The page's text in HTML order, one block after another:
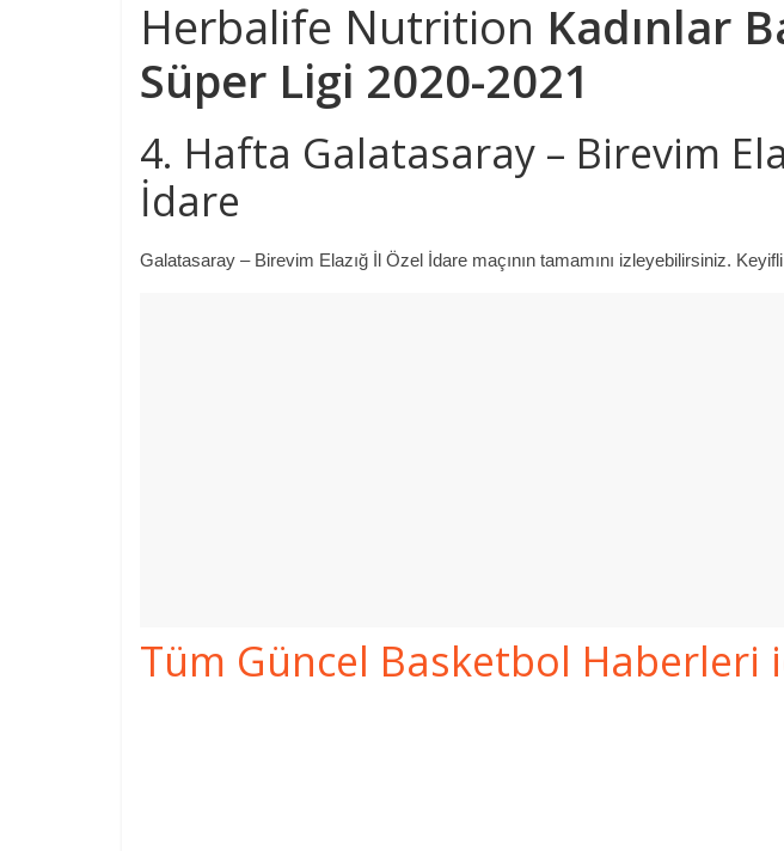
Herbalife Nutrition Kadınlar
Süper Ligi 2020-2021
4. Hafta Galatasaray – Birevim
İdare
Galatasaray – Birevim Elazığ İl Özel İdare maçının tamamını izleyebilirsiniz.
Tüm Güncel Basketbol Haberleri